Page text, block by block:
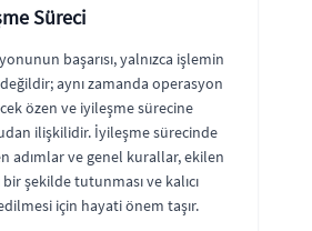
Süreci
başarısı, yalnızca işlemin
değildir; aynı zamanda operasyon
özen ve iyileşme sürecine
ilişkilidir. İyileşme sürecinde
adımlar ve genel kurallar, ekilen
şekilde tutunması ve kalıcı
için hayati önem taşır.